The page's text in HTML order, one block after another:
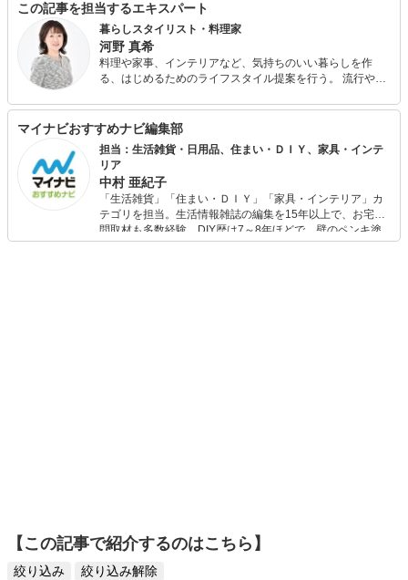
この記事を担当するエキスパート
暮らしスタイリスト・料理家
河野 真希
料理や家事、インテリアなど、気持ちのいい暮らしを作
る、はじめるためのライフスタイル提案を行う。 流行や思
しい暮らしづくりを応援。 簡単＆時短料理が学べる『料理
教室つづくらす食堂』主宰。
マイナビおすすめナビ編集部
担当：生活雑貨・日用品、住まい・ＤＩＹ、家具・インテ
リア
中村 亜紀子
「生活雑貨」「住まい・ＤＩＹ」「家具・インテリア」カ
テゴリを担当。生活情報雑誌の編集を15年以上で、お宅訪
問取材も多数経験。DIY歴は7～8年ほどで、壁のペンキ塗
りや壁紙チェンジなどもチャレンジ済み。初心者でもモノ
【この記事で紹介するのはこちら】
絞り込み
絞り込み解除